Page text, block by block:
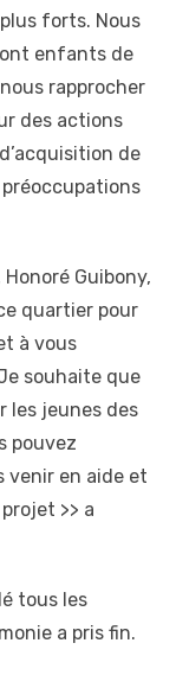
plus forts. Nous
enfants de
rapprocher
des actions
de
Guibony,
quartier pour
à vous
souhaite que
les jeunes des
pouvez
venir en aide et
>> a
tous les
a pris fin.